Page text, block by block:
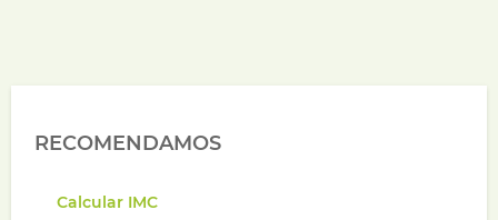
RECOMENDAMOS
Calcular IMC